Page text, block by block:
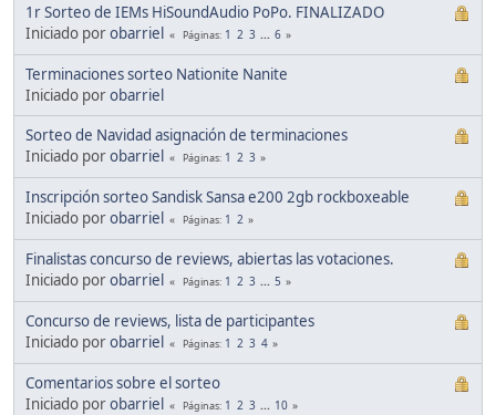
1r Sorteo de IEMs HiSoundAudio PoPo. FINALIZADO
Iniciado porobarriel Páginas 1 2 3 ... 6
Terminaciones sorteo Nationite Nanite
Iniciado porobarriel
Sorteo de Navidad asignación de terminaciones
Iniciado porobarriel Páginas 1 2 3
Inscripción sorteo Sandisk Sansa e200 2gb rockboxeable
Iniciado porobarriel Páginas 1 2
Finalistas concurso de reviews, abiertas las votaciones.
Iniciado porobarriel Páginas 1 2 3 ... 5
Concurso de reviews, lista de participantes
Iniciado porobarriel Páginas 1 2 3 4
Comentarios sobre el sorteo
Iniciado porobarriel Páginas 1 2 3 ... 10